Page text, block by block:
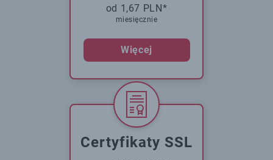
od 1,67 PLN*
miesięcznie
Więcej
Certyfikaty SSL